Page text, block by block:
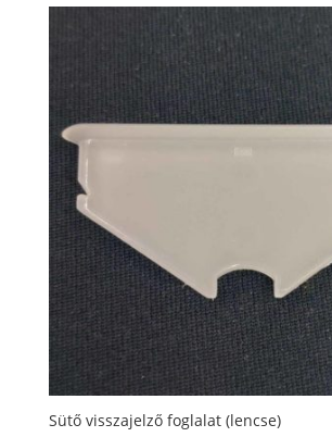
Sütő visszajelző foglalat (lencse)